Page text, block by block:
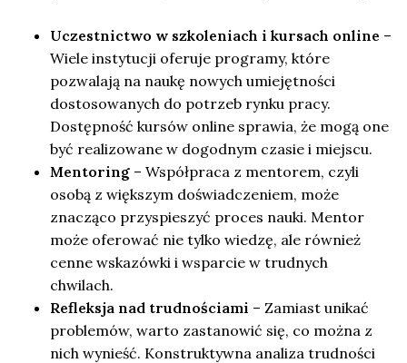
Uczestnictwo w szkoleniach i kursach online –
Wiele instytucji oferuje programy, które
pozwalają na naukę nowych umiejętności
dostosowanych do potrzeb rynku pracy.
Dostępność kursów online sprawia, że mogą one
być realizowane w dogodnym czasie i miejscu.
Mentoring – Współpraca z mentorem, czyli
osobą z większym doświadczeniem, może
znacząco przyspieszyć proces nauki. Mentor
może oferować nie tylko wiedzę, ale również
cenne wskazówki i wsparcie w trudnych
chwilach.
Refleksja nad trudnościami – Zamiast unikać
problemów, warto zastanowić się, co można z
nich wynieść. Konstruktywna analiza trudności